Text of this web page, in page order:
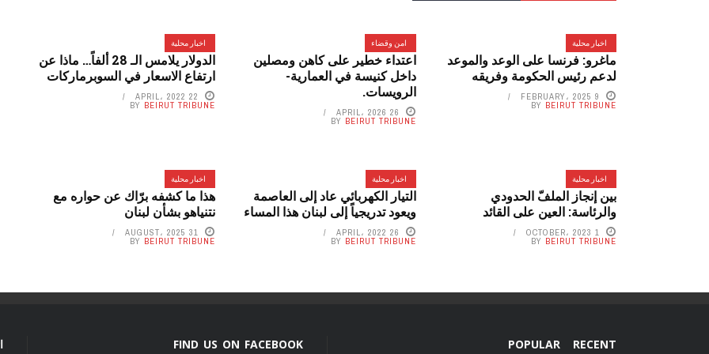
اخبار محلية
ماغرو: فرنسا على الوعد والموعد
لدعم رئيس الحكومة وفريقه
9 FEBRUARY، 2025
BY BEIRUT TRIBUNE
امن وقضاء
اعتداء خطير على كاهن ومصلين
داخل كنيسة في العمارية-
الرويسات.
26 APRIL، 2026
BY BEIRUT TRIBUNE
اخبار محلية
الدولار يلامس الـ 28 ألفاً… ماذا عن
ارتفاع الاسعار في السوبرماركات
22 APRIL، 2022
BY BEIRUT TRIBUNE
اخبار محلية
بين إنجاز الملفّ الحدودي
والرئاسة: العين على القائد
1 OCTOBER، 2023
BY BEIRUT TRIBUNE
اخبار محلية
التيار الكهربائي عاد إلى العاصمة
ويعود تدريجياً إلى لبنان هذا المساء
26 APRIL، 2022
BY BEIRUT TRIBUNE
اخبار محلية
هذا ما كشفه برّاك عن حواره مع
نتنياهو بشأن لبنان
31 AUGUST، 2025
BY BEIRUT TRIBUNE
RECENT
POPULAR
FIND US ON FACEBOOK